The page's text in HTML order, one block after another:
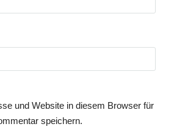
und Website in diesem Browser für
speichern.